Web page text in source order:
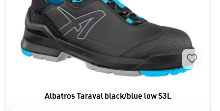
Albatros Taraval black/blue low S3L